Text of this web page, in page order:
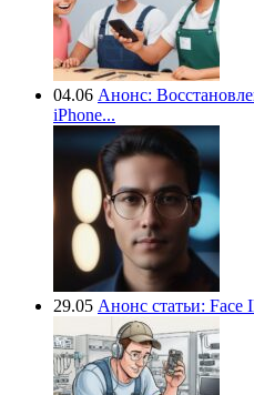
04.06 Анонс:
iPhone...
29.05 Анонс статьи: Face